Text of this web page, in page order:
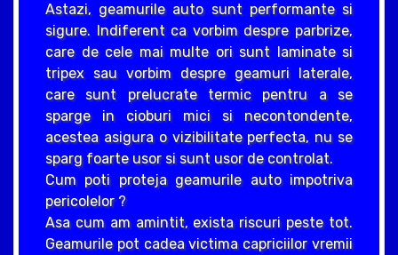
Astazi, geamurile auto sunt performante si
sigure. Indiferent ca vorbim despre parbrize,
care de cele mai multe ori sunt laminate si
tripex sau vorbim despre geamuri laterale,
care sunt prelucrate termic pentru a se
sparge in cioburi mici si necontondente,
acestea asigura o vizibilitate perfecta, nu se
sparg foarte usor si sunt usor de controlat.
Cum poti proteja geamurile auto impotriva
pericolelor ?
Asa cum am amintit, exista riscuri peste tot.
Geamurile pot cadea victima capriciilor vremii